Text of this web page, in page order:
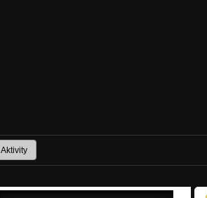
Aktivity